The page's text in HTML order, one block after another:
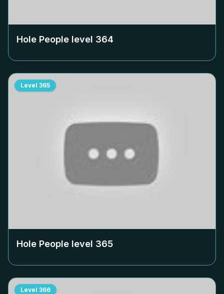
Hole People level 364
Level 365
Hole People level 365
Level 366